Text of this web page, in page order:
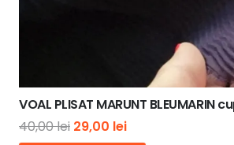
VOAL PLISAT MARUNT BLEUMARIN
40,00lei Prețul
29,00 leiPrețul